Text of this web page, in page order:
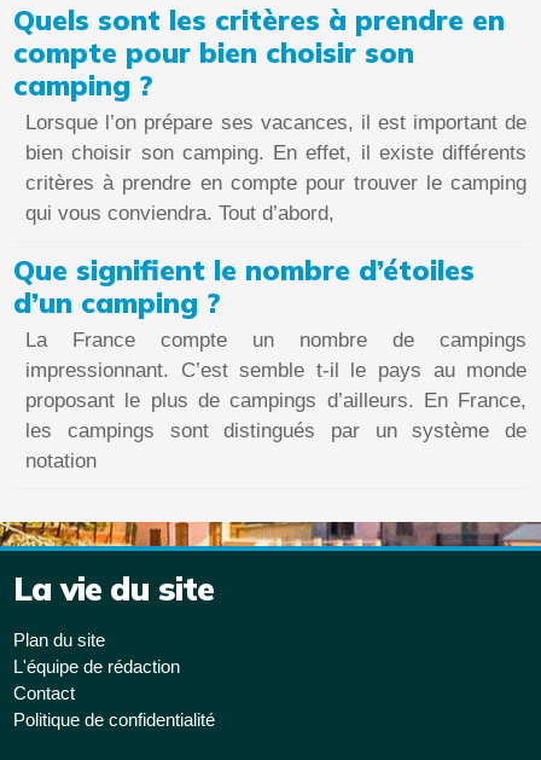
Quels sont les critères à prendre en
compte pour bien choisir son
camping ?
Lorsque l’on prépare ses vacances, il est important de
bien choisir son camping. En effet, il existe différents
critères à prendre en compte pour trouver le camping
qui vous conviendra. Tout d’abord,
Que signifient le nombre d’étoiles
d’un camping ?
La France compte un nombre de campings
impressionnant. C’est semble t-il le pays au monde
proposant le plus de campings d’ailleurs. En France,
les campings sont distingués par un système de
notation
La vie du site
Plan du site
L'équipe de rédaction
Contact
Politique de confidentialité